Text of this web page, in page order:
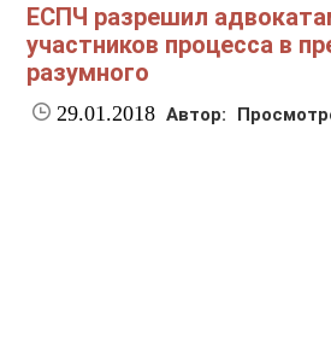
ЕСПЧ разрешил
участников процесса в
разумного
29.01.2018 Автор: